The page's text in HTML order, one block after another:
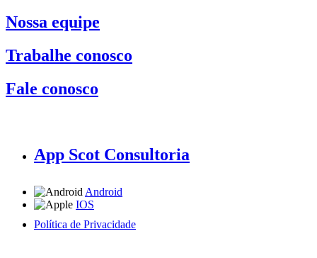
Nossa equipe
Trabalhe conosco
Fale conosco
App Scot Consultoria
Android
IOS
Política de Privacidade